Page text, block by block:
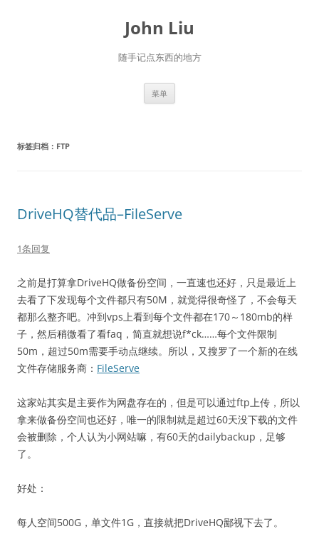
John Liu
随手记点东西的地方
菜单
标签归档： FTP
DriveHQ替代品–FileServe
1条回复
之前是打算拿DriveHQ做备份空间，一直速也还好，只是最近上
去看了下发现每个文件都只有50M，就觉得很奇怪了，不会每天
都那么整齐吧。冲到vps上看到每个文件都在170～180mb的样
子，然后稍微看了看faq，简直就想说f*ck……每个文件限制
50m，超过50m需要手动点继续。所以，又搜罗了一个新的在线
文件存储服务商： FileServe
这家站其实是主要作为网盘存在的，但是可以通过ftp上传，所以
拿来做备份空间也还好，唯一的限制就是超过60天没下载的文件
会被删除，个人认为小网站嘛，有60天的dailybackup，足够
了。
好处：
每人空间500G，单文件1G，直接就把DriveHQ鄙视下去了。